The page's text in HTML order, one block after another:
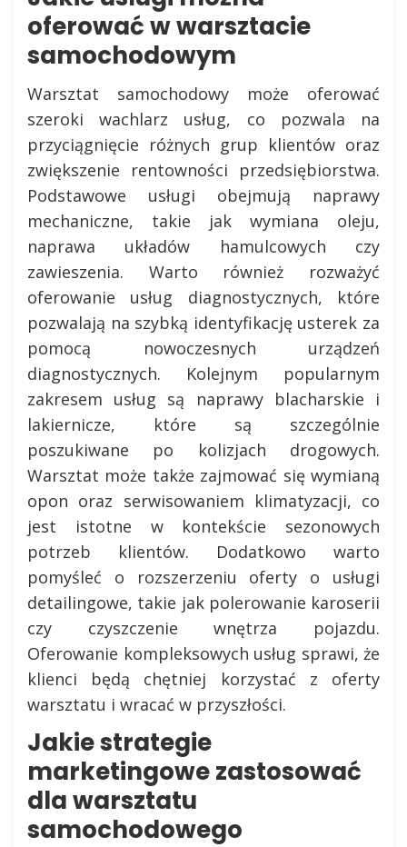
oferować w warsztacie
samochodowym
Warsztat samochodowy może oferować
szeroki wachlarz usług, co pozwala na
przyciągnięcie różnych grup klientów oraz
zwiększenie rentowności przedsiębiorstwa.
Podstawowe usługi obejmują naprawy
mechaniczne, takie jak wymiana oleju,
naprawa układów hamulcowych czy
zawieszenia. Warto również rozważyć
oferowanie usług diagnostycznych, które
pozwalają na szybką identyfikację usterek za
pomocą nowoczesnych urządzeń
diagnostycznych. Kolejnym popularnym
zakresem usług są naprawy blacharskie i
lakiernicze, które są szczególnie
poszukiwane po kolizjach drogowych.
Warsztat może także zajmować się wymianą
opon oraz serwisowaniem klimatyzacji, co
jest istotne w kontekście sezonowych
potrzeb klientów. Dodatkowo warto
pomyśleć o rozszerzeniu oferty o usługi
detailingowe, takie jak polerowanie karoserii
czy czyszczenie wnętrza pojazdu.
Oferowanie kompleksowych usług sprawi, że
klienci będą chętniej korzystać z oferty
warsztatu i wracać w przyszłości.
Jakie strategie
marketingowe zastosować
dla warsztatu
samochodowego